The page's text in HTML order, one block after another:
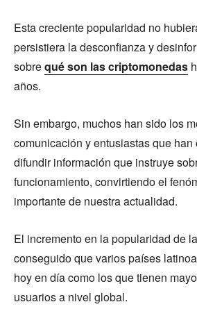
Esta creciente popularidad no
persistiera la desconfianza y
sobrequé son las criptomonedas
años.
Sin embargo, muchos han sido los
comunicación y entusiastas que han
difundir información que instruye
funcionamiento, convirtiendo el
importante de nuestra actualidad.
El incremento en la popularidad de
conseguido que varios países
hoy en día como los que tienen
usuarios a nivel global.